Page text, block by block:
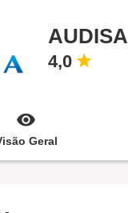
AUDISA
4,0
Geral